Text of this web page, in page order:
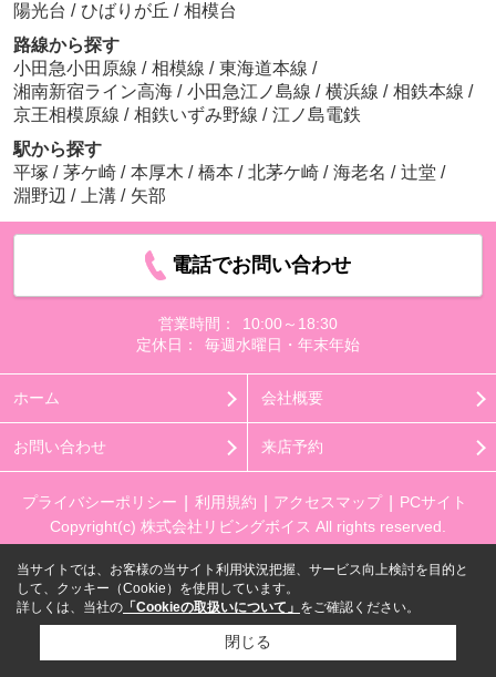
陽光台 / ひばりが丘 / 相模台
路線から探す
小田急小田原線 / 相模線 / 東海道本線 /
湘南新宿ライン高海 / 小田急江ノ島線 / 横浜線 / 相鉄本線 /
京王相模原線 / 相鉄いずみ野線 / 江ノ島電鉄
駅から探す
平塚 / 茅ケ崎 / 本厚木 / 橋本 / 北茅ケ崎 / 海老名 / 辻堂 /
淵野辺 / 上溝 / 矢部
電話でお問い合わせ
営業時間：
10:00～18:30
定休日：
毎週水曜日・年末年始
ホーム 会社概要
お問い合わせ 来店予約
プライバシーポリシー 利用規約 アクセスマップ
PCサイト
Copyright(c) 株式会社リビングボイス All rights reserved.
当サイトでは、お客様の当サイト利用状況把握、サービス向上検討を目的と
して、クッキー（Cookie）を使用しています。
詳しくは、当社の 「Cookieの取扱いについて」 をご確認ください。
閉じる